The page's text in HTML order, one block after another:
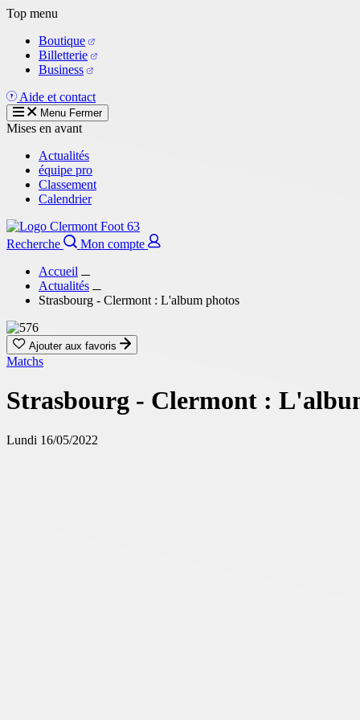
Aller
contenu
principal
Top menu
Boutique
Billetterie
Business
Aide et contact
Menu Fermer
Mises en avant
Actualités
équipe pro
Classement
Calendrier
Recherche
Mon compte
Accueil
Actualités
Strasbourg - Clermont : L'album photos
Ajouter aux favoris
Matchs
Strasbourg - Clermont :
Lundi 16/05/2022